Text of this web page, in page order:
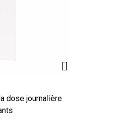
dose journalière